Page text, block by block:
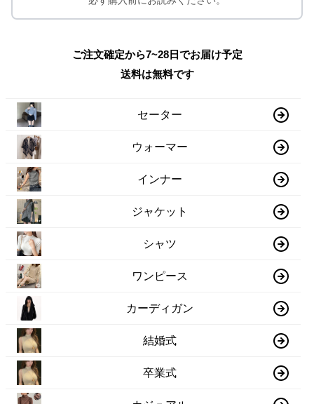
ご注文確定から7~28日でお届け予定
送料は無料です
セーター
ウォーマー
インナー
ジャケット
シャツ
ワンピース
カーディガン
結婚式
卒業式